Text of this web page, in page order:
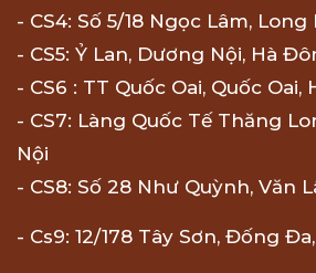
- CS4: Số 5/18 Ngọc Lâm, Long
- CS5: Ỷ Lan, Dương Nội, Hà
- CS6 : TT Quốc Oai, Quốc Oai,
- CS7: Làng Quốc Tế Thăng
Nội
- CS8: Số 28 Như Quỳnh, Văn
- Cs9: 12/178 Tây Sơn, Đống